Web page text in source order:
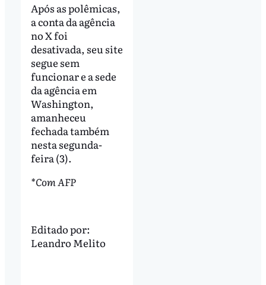
Após as polêmicas,
a conta da agência
no X foi
desativada, seu site
segue sem
funcionar e a sede
da agência em
Washington,
amanheceu
fechada também
nesta segunda-
feira (3).
*Com AFP
Editado por:
Leandro Melito